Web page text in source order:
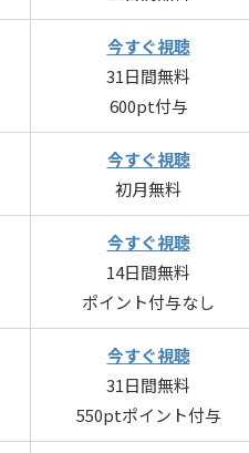
今すぐ視聴
31日間無料
600pt付与
今すぐ視聴
初月無料
今すぐ視聴
14日間無料
ポイント付与なし
今すぐ視聴
31日間無料
550ptポイント付与